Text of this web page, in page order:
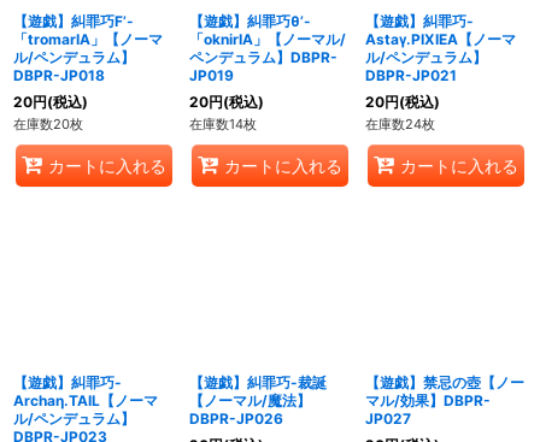
【遊戯】糾罪巧F’-
「tromarIA」【ノーマ
ル/ペンデュラム】
DBPR-JP018
20円(税込)
在庫数20枚
カートに入れる
【遊戯】糾罪巧θ’-
「oknirIA」【ノーマル/
ペンデュラム】DBPR-
JP019
20円(税込)
在庫数14枚
カートに入れる
【遊戯】糾罪巧-
Astaγ.PIXIEA【ノーマ
ル/ペンデュラム】
DBPR-JP021
20円(税込)
在庫数24枚
カートに入れる
【遊戯】糾罪巧-
Archaη.TAIL【ノーマ
ル/ペンデュラム】
DBPR-JP023
【遊戯】糾罪巧-裁誕
【ノーマル/魔法】
DBPR-JP026
【遊戯】禁忌の壺【ノー
マル/効果】DBPR-
JP027